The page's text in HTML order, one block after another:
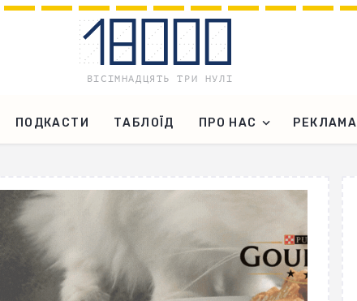
ПОДКАСТИ ТАБЛОЇД ПРО НАС РЕКЛАМА